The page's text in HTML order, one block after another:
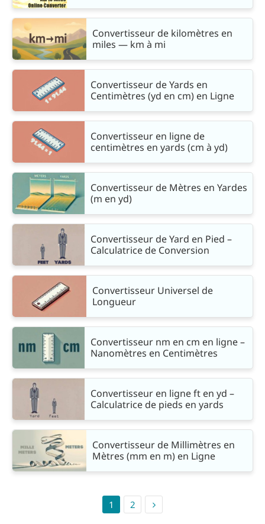
Convertisseur de kilomètres en
miles — km à mi
Convertisseur de Yards en
Centimètres (yd en cm) en Ligne
Convertisseur en ligne de
centimètres en yards (cm à yd)
Convertisseur de Mètres en Yardes
(m en yd)
Convertisseur de Yard en Pied –
Calculatrice de Conversion
Convertisseur Universel de
Longueur
Convertisseur nm en cm en ligne –
Nanomètres en Centimètres
Convertisseur en ligne ft en yd –
Calculatrice de pieds en yards
Convertisseur de Millimètres en
Mètres (mm en m) en Ligne
1 2